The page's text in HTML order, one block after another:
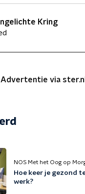
Kring
Advertentie via ster.nl
NOS Met het Oog op
Hoe keer je gezond
werk?